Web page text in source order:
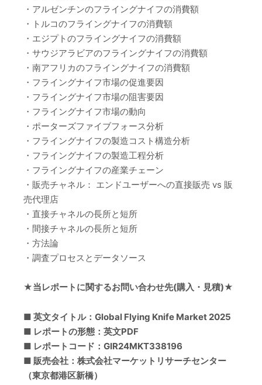
・アルゼンチンのフライングナイフの消費額
・トルコのフライングナイフの消費額
・エジプトのフライングナイフの消費額
・サウジアラビアのフライングナイフの消費額
・南アフリカのフライングナイフの消費額
・フライングナイフ市場の促進要因
・フライングナイフ市場の阻害要因
・フライングナイフ市場の動向
・ポーターズファイブフォース分析
・フライングナイフの製造コスト構造分析
・フライングナイフの製造工程分析
・フライングナイフの産業チェーン
・販売チャネル： エンドユーザーへの直接販売 vs 販
売代理店
・直接チャネルの長所と短所
・間接チャネルの長所と短所
・方法論
・調査プロセスとデータソース
★当レポートに関するお問い合わせ先(購入・見積)★
■ 英文タイトル：Global Flying Knife Market 2025
■ レポートの形態：英文PDF
■ レポートコード：GIR24MKT338196
■ 販売会社：株式会社マーケットリサーチセンター
（東京都港区新橋）